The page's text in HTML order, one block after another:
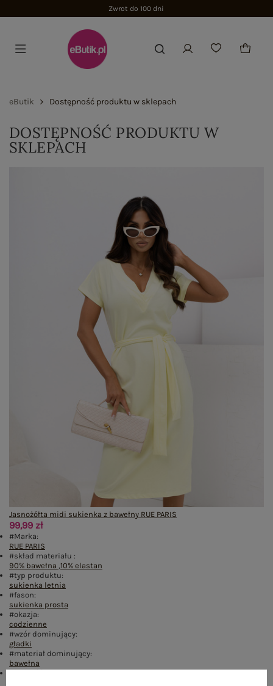
Zwrot do 100 dni
eButik Dostępność produktu w sklepach
DOSTĘPNOŚĆ PRODUKTU W
SKLEPACH
Jasnożółta midi sukienka z bawełny RUE PARIS
99,99 zł
#Marka:
RUE PARIS
#skład materiału :
90% bawełna ,10% elastan
#typ produktu:
sukienka letnia
#fason:
sukienka prosta
#okazja:
codzienne
#wzór dominujący:
gładki
#materiał dominujący:
bawełna
#długość: